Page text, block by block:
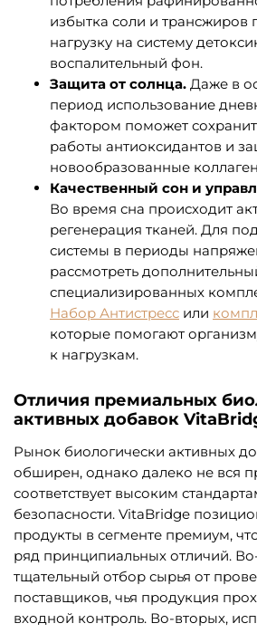
избытка соли и трансжиров
нагрузку на систему
воспалительный фон.
Защита от солнца. Даже в
период использование
фактором поможет
работы антиоксидантов и
новообразованные
Качественный сон и
Во время сна происходит
регенерация тканей. Для
системы в периоды
рассмотреть
специализированных
Набор Антистресс или
которые помогают
к нагрузкам.
Отличия премиальных
активных добавок
Рынок биологически активных
обширен, однако далеко не вся
соответствует высоким
безопасности. VitaBridge
продукты в сегменте премиум,
ряд принципиальных отличий.
тщательный отбор сырья от
поставщиков, чья продукция
входной контроль. Во-вторых,